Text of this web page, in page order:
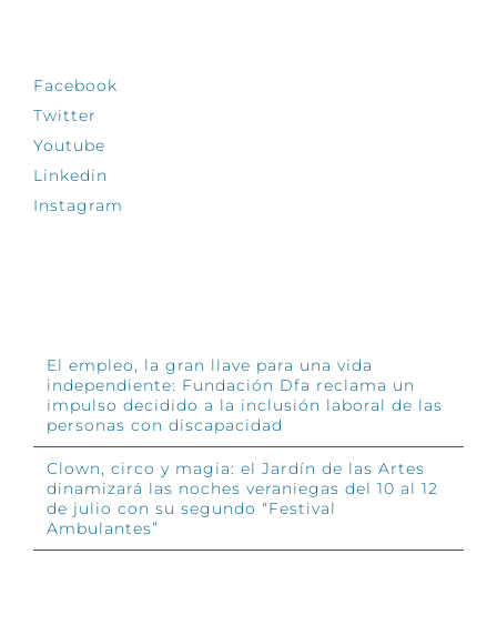
Facebook
Twitter
Youtube
Linkedin
Instagram
El empleo, la gran llave para una vida
independiente: Fundación Dfa reclama un
impulso decidido a la inclusión laboral de las
personas con discapacidad
Clown, circo y magia: el Jardín de las Artes
dinamizará las noches veraniegas del 10 al 12
de julio con su segundo “Festival
Ambulantes”